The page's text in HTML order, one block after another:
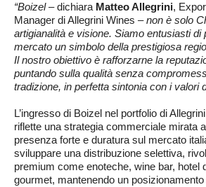
“Boizel– dichiara Matteo Allegrini,
Manager di Allegrini Wines –non è solo
artigianalità e visione. Siamo entusiasti di
mercato un simbolo della prestigiosa
Il nostro obiettivo è rafforzarne la
puntando sulla qualità senza
tradizione, in perfetta sintonia con i valori
L’ingresso di Boizel nel portfolio di
riflette una strategia commerciale mirata
presenza forte e duratura sul mercato
sviluppare una distribuzione selettiva,
premium come enoteche, wine bar, hotel
gourmet, mantenendo un